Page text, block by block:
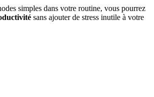
simples dans votre routine, vous pourrez
sans ajouter de stress inutile à votre